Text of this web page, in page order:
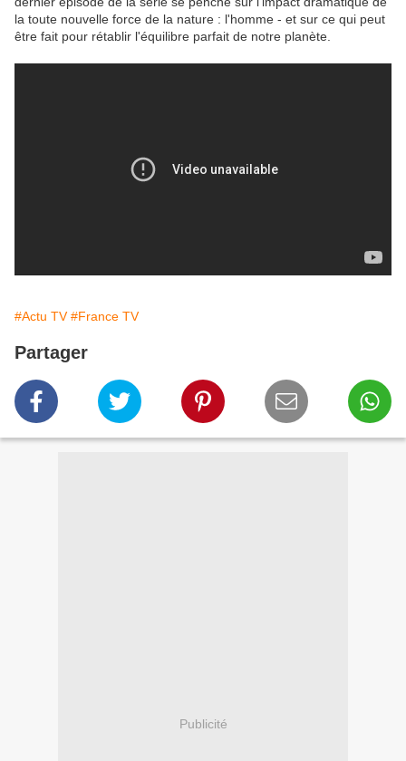
la toute nouvelle force de la nature : l'homme - et sur ce qui peut
être fait pour rétablir l'équilibre parfait de notre planète.
#Actu TV #France TV
Partager
Publicité